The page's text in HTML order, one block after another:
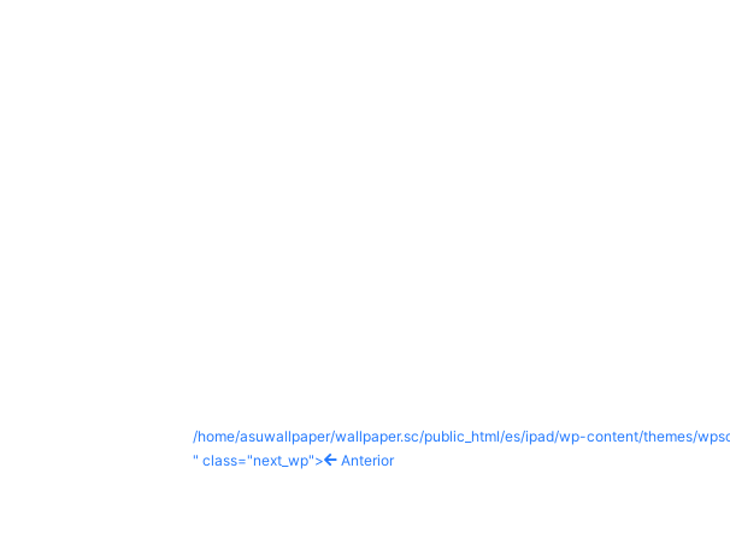
/home/asuwallpaper/wallpaper.sc/public_html/es/ipad/wp-content/themes/
" class="next_wp">
Anterior